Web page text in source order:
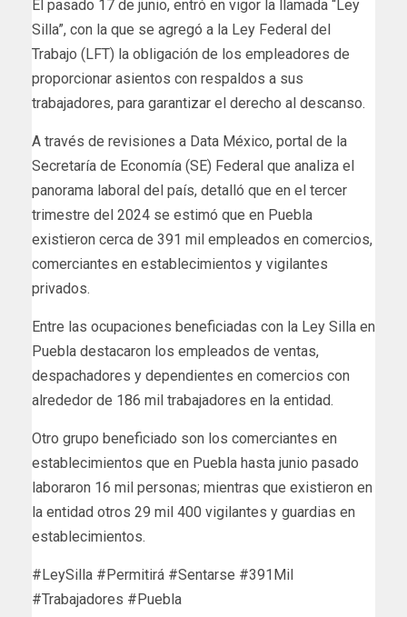
El pasado 17 de junio, entró en vigor la llamada “Ley
Silla”, con la que se agregó a la Ley Federal del
Trabajo (LFT) la obligación de los empleadores de
proporcionar asientos con respaldos a sus
trabajadores, para garantizar el derecho al descanso.
A través de revisiones a Data México, portal de la
Secretaría de Economía (SE) Federal que analiza el
panorama laboral del país, detalló que en el tercer
trimestre del 2024 se estimó que en Puebla
existieron cerca de 391 mil empleados en comercios,
comerciantes en establecimientos y vigilantes
privados.
Entre las ocupaciones beneficiadas con la Ley Silla en
Puebla destacaron los empleados de ventas,
despachadores y dependientes en comercios con
alrededor de 186 mil trabajadores en la entidad.
Otro grupo beneficiado son los comerciantes en
establecimientos que en Puebla hasta junio pasado
laboraron 16 mil personas; mientras que existieron en
la entidad otros 29 mil 400 vigilantes y guardias en
establecimientos.
#LeySilla #Permitirá #Sentarse #391Mil
#Trabajadores #Puebla